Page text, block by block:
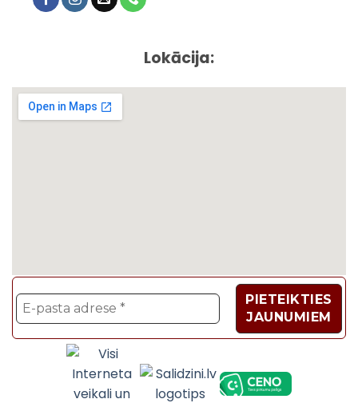
Lokācija: